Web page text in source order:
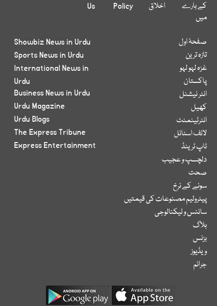
کے بارے
میں
اخلاق Policy
Us
صفحۂ اول
تازہ ترین
غزہ لہو لہو
پاکستان
انٹر نیشنل
کھیل
انٹرٹینمنٹ
لائف اسٹائل
ٹاپ ٹرینڈ
دلچسپ و عجیب
صحت
سونے کے نرخ
پیٹرولیم مصنوعات کی قیمتیں
سائنس و ٹیکنالوجی
بلاگ
بزنس
ویڈیوز
جرائم
Showbiz News in Urdu
Sports News in Urdu
International News in
Urdu
Business News in Urdu
Urdu Magazine
Urdu Blogs
The Express Tribune
Express Entertainment